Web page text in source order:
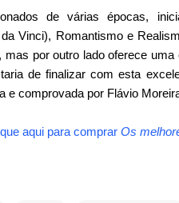
de várias épocas,
Vinci), Romantismo e
mas por outro lado oferece
de finalizar com esta
e comprovada por Flávio
aqui para comprar Os